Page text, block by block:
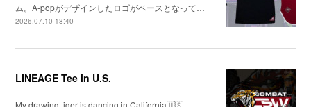
ム。A-popがデザインしたロゴがベースとなって…
2026.07.10 18:40
LINEAGE Tee in U.S.
My drawing tiger is dancing in California🇺🇸